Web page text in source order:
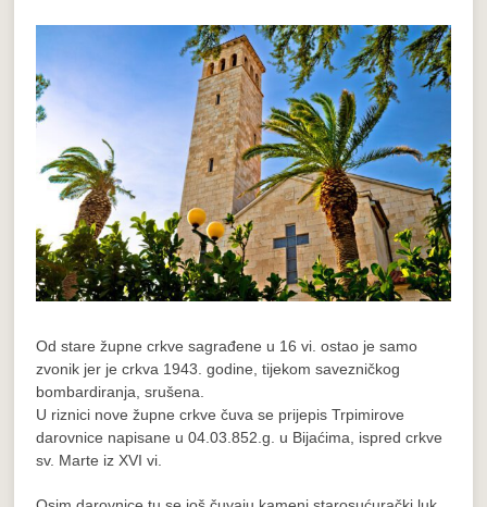
Od stare župne crkve sagrađene u 16 vi. ostao je samo
zvonik jer je crkva 1943. godine, tijekom savezničkog
bombardiranja, srušena.
U riznici nove župne crkve čuva se prijepis Trpimirove
darovnice napisane u 04.03.852.g. u Bijaćima, ispred crkve
sv. Marte iz XVI vi.